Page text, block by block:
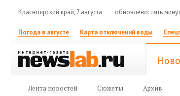
Красноярский край, 7 августа обновлено: пять
Погода в августе Карта отключений воды
Лента новостей Сюжеты Архив